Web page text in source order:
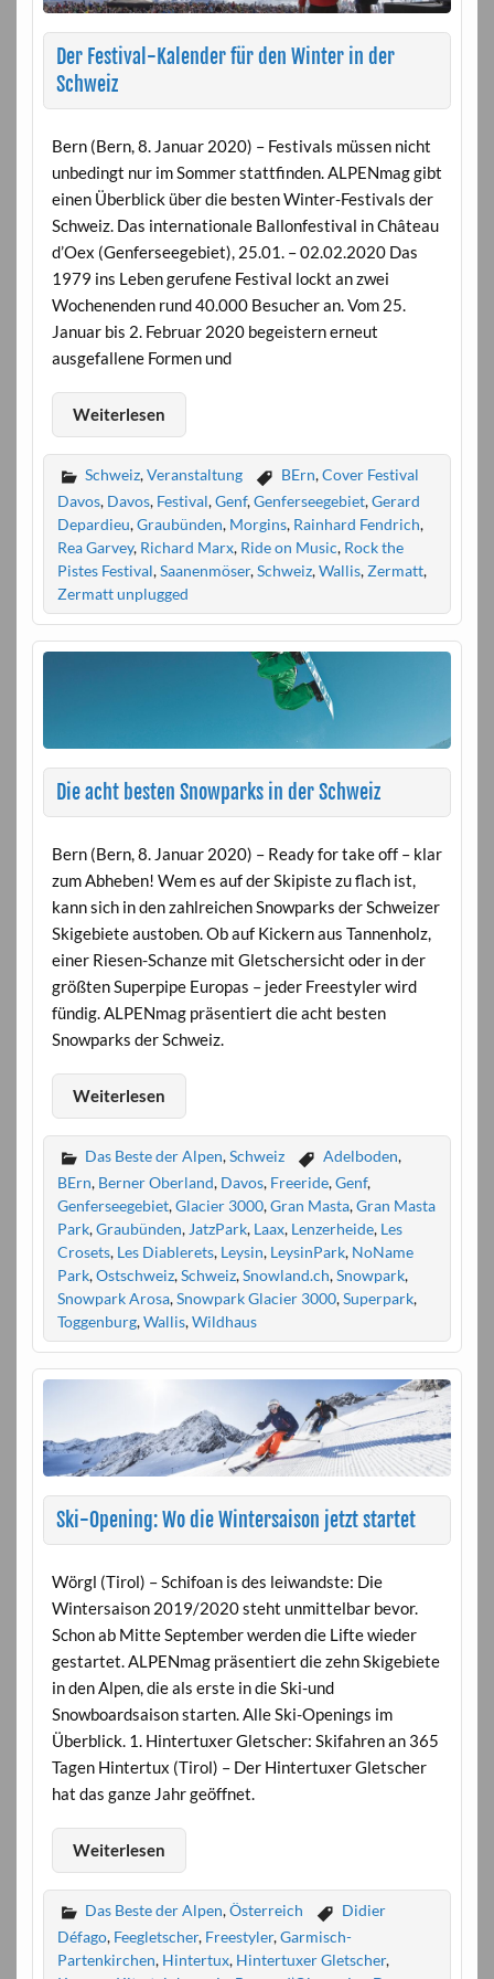
Der Festival-Kalender für den Winter in der
Schweiz
Bern (Bern, 8. Januar 2020) – Festivals müssen nicht
unbedingt nur im Sommer stattfinden. ALPENmag gibt
einen Überblick über die besten Winter-Festivals der
Schweiz. Das internationale Ballonfestival in Château
d’Oex (Genferseegebiet), 25.01. – 02.02.2020 Das
1979 ins Leben gerufene Festival lockt an zwei
Wochenenden rund 40.000 Besucher an. Vom 25.
Januar bis 2. Februar 2020 begeistern erneut
ausgefallene Formen und
Weiterlesen
Schweiz,Veranstaltung BErn,Cover Festival
Davos, Davos, Festival,Genf,Genferseegebiet,Gerard
Depardieu,Graubünden, Morgins, Rainhard Fendrich,
Rea Garvey, Richard Marx, Ride on Music, Rock the
Pistes Festival,Saanenmöser,Schweiz,Wallis,Zermatt,
Zermatt unplugged
Die acht besten Snowparks in der Schweiz
Bern (Bern, 8. Januar 2020) – Ready for take off – klar
zum Abheben! Wem es auf der Skipiste zu flach ist,
kann sich in den zahlreichen Snowparks der Schweizer
Skigebiete austoben. Ob auf Kickern aus Tannenholz,
einer Riesen-Schanze mit Gletschersicht oder in der
größten Superpipe Europas – jeder Freestyler wird
fündig. ALPENmag präsentiert die acht besten
Snowparks der Schweiz.
Weiterlesen
Das Beste der Alpen,Schweiz Adelboden,
BErn, Berner Oberland, Davos, Freeride,Genf,
Genferseegebiet,Glacier 3000,Gran Masta,Gran Masta
Park,Graubünden, JatzPark, Laax, Lenzerheide, Les
Crosets, Les Diablerets, Leysin, LeysinPark, NoName
Park,Ostschweiz,Schweiz,Snowland.ch,Snowpark,
Snowpark Arosa,Snowpark Glacier 3000,Superpark,
Toggenburg,Wallis,Wildhaus
Ski-Opening: Wo die Wintersaison jetzt startet
Wörgl (Tirol) – Schifoan is des leiwandste: Die
Wintersaison 2019/2020 steht unmittelbar bevor.
Schon ab Mitte September werden die Lifte wieder
gestartet. ALPENmag präsentiert die zehn Skigebiete
in den Alpen, die als erste in die Ski-und
Snowboardsaison starten. Alle Ski-Openings im
Überblick. 1. Hintertuxer Gletscher: Skifahren an 365
Tagen Hintertux (Tirol) – Der Hintertuxer Gletscher
hat das ganze Jahr geöffnet.
Weiterlesen
Das Beste der Alpen,Österreich
Didier
Défago, Feegletscher, Freestyler,Garmisch-
Partenkirchen, Hintertux, Hintertuxer Gletscher,